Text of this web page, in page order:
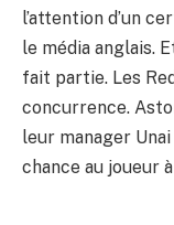
l’attention d’un
le média anglais.
fait partie. Les
concurrence.
leur manager
chance au joueur